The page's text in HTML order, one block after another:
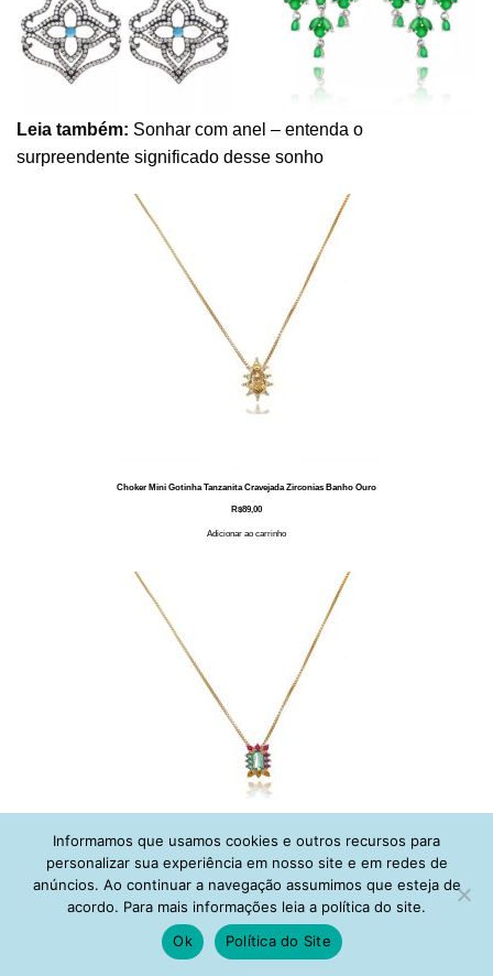
Leia também: Sonhar com anel – entenda o
surpreendente significado desse sonho
Choker Mini Gotinha Tanzanita Cravejada Zirconias Banho Ouro
R$89,00
Adicionar ao carrinho
Choker Mini Pingente Retangulo Espinelios Coloridos e Cristal Turmalina Banho Ouro
R$89,00
Adicionar ao carrinho
Informamos que usamos cookies e outros recursos para
personalizar sua experiência em nosso site e em redes de
anúncios. Ao continuar a navegação assumimos que esteja de
acordo. Para mais informações leia a política do site.
Ok
Política do Site